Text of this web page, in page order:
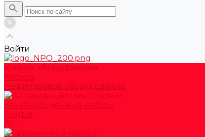
Войти
Каталог оборудования
Насосы
Нефтегазовое оборудование
Канализационные насосы
Flygt N
ДН